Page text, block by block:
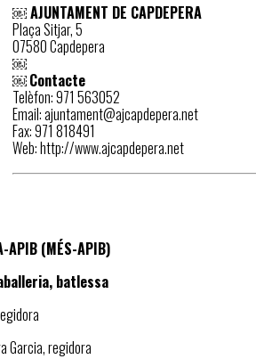
￼ AJUNTAMENT DE CAPDEPERA
Plaça Sitjar, 5
07580 Capdepera
￼
￼Contacte
Telèfon: 971 563052
Email: ajuntament@ajcapdepera.net
Fax: 971 818491
Web: http://www.ajcapdepera.net
APIB (MÉS-APIB)
batlessa
Garcia, regidora